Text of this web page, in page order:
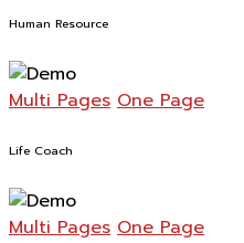
Human Resource
Multi Pages One Page
Life Coach
Multi Pages One Page